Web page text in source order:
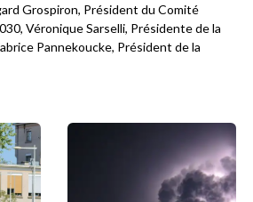
Grospiron, Président du Comité
Véronique Sarselli, Présidente de la
Pannekoucke, Président de la